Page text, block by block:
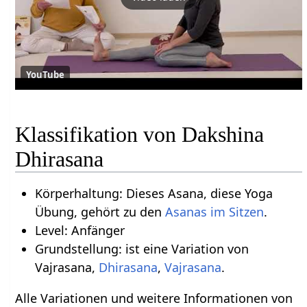
YouTube
Klassifikation von Dakshina
Dhirasana
Körperhaltung: Dieses Asana, diese Yoga
Übung, gehört zu den Asanas im Sitzen.
Level: Anfänger
Grundstellung: ist eine Variation von
Vajrasana, Dhirasana, Vajrasana.
Alle Variationen und weitere Informationen von